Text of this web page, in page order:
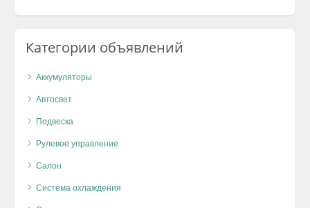
Категории объявлений
Аккумуляторы
Автосвет
Подвеска
Рулевое управление
Салон
Система охлаждения